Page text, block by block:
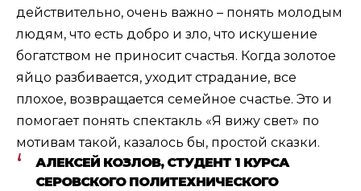
действительно, очень важно – понять молодым
людям, что есть добро и зло, что искушение
богатством не приносит счастья. Когда золотое
яйцо разбивается, уходит страдание, все
плохое, возвращается семейное счастье. Это и
помогает понять спектакль «Я вижу свет» по
мотивам такой, казалось бы, простой сказки.
АЛЕКСЕЙ КОЗЛОВ, СТУДЕНТ 1 КУРСА
СЕРОВСКОГО ПОЛИТЕХНИЧЕСКОГО